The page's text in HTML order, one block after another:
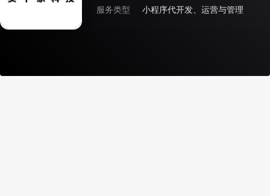
服务类型
小程序代开发、运营与管理